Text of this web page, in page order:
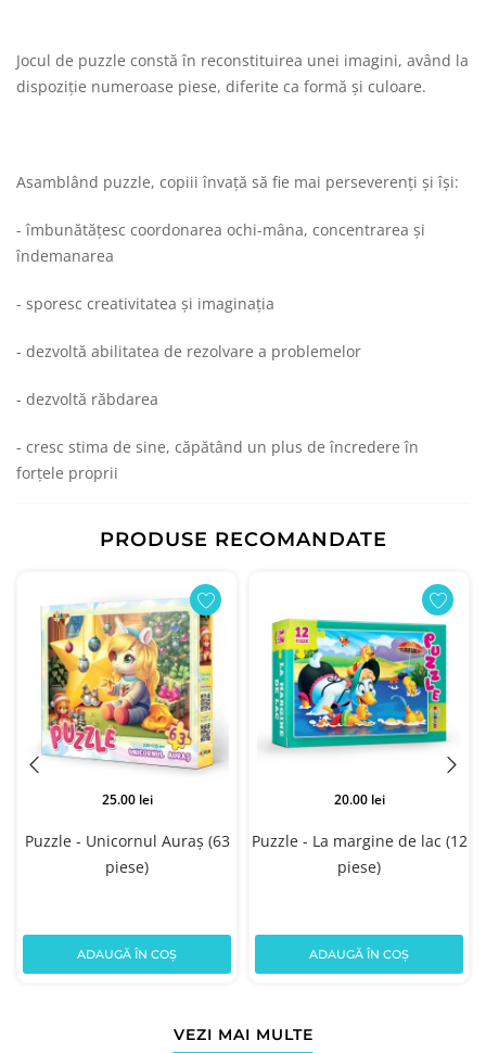
Jocul de puzzle constă în reconstituirea unei imagini, având la
dispoziție numeroase piese, diferite ca formă și culoare.
Asamblând puzzle, copiii învață să fie mai perseverenți și își:
- îmbunătățesc coordonarea ochi-mâna, concentrarea și
îndemanarea
- sporesc creativitatea și imaginația
- dezvoltă abilitatea de rezolvare a problemelor
- dezvoltă răbdarea
- cresc stima de sine, căpătând un plus de încredere în
forțele proprii
PRODUSE RECOMANDATE
Puzzle - Unicornul Auraș (63
piese)
25.00 lei
ADAUGĂ ÎN COȘ
Puzzle - La margine de lac (12
piese)
20.00 lei
ADAUGĂ ÎN COȘ
VEZI MAI MULTE